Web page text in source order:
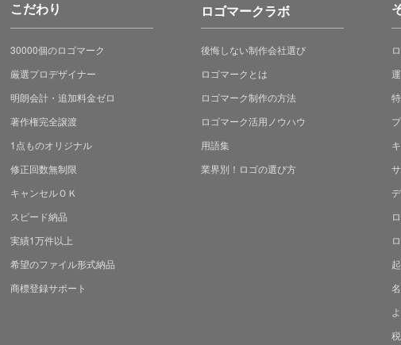
こだわり
30000個のロゴマーク
厳選プロデザイナー
明朗会計・追加料金ゼロ
著作権完全譲渡
1点ものオリジナル
修正回数無制限
キャンセルＯＫ
スピード納品
実績1万件以上
希望のファイル形式納品
商標登録サポート
ロゴマークラボ
後悔しない制作会社選び
ロゴマークとは
ロゴマーク制作の方法
ロゴマーク活用ノウハウ
用語集
業界別！ロゴの選び方